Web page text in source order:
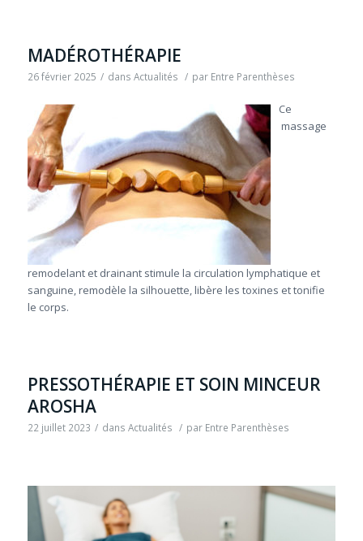
MADÉROTHÉRAPIE
26 février 2025 / dans Actualités / par Entre Parenthèses
Ce
massage
remodelant et drainant stimule la circulation lymphatique et
sanguine, remodèle la silhouette, libère les toxines et tonifie
le corps.
PRESSOTHÉRAPIE ET SOIN MINCEUR
AROSHA
22 juillet 2023 / dans Actualités / par Entre Parenthèses